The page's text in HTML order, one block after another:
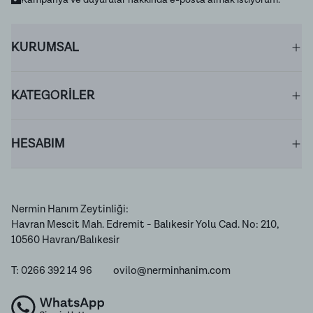
KURUMSAL
KATEGORİLER
HESABIM
Nermin Hanım Zeytinliği:
Havran Mescit Mah. Edremit - Balıkesir Yolu Cad. No: 210,
10560 Havran/Balıkesir
T: 0266 392 14 96 ovilo@nerminhanim.com